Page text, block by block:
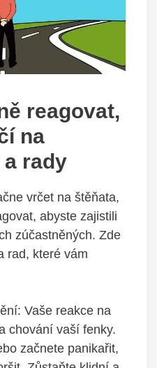
reagovat,
na⁤
rady
vrčet na štěňata,
abyste zajistili
⁤zúčastněných. Zde
⁢rad, které ‌vám
Vaše reakce na
chování⁢ vaší fenky.
začnete panikařit,